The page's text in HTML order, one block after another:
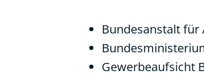
Bundesanstalt für
Gewerbeaufsicht